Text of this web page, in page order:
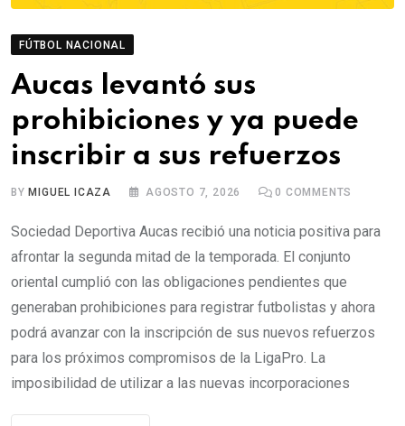
FÚTBOL NACIONAL
Aucas levantó sus
prohibiciones y ya puede
inscribir a sus refuerzos
BY MIGUEL ICAZA AGOSTO 7, 2026 0 COMMENTS
Sociedad Deportiva Aucas recibió una noticia positiva para
afrontar la segunda mitad de la temporada. El conjunto
oriental cumplió con las obligaciones pendientes que
generaban prohibiciones para registrar futbolistas y ahora
podrá avanzar con la inscripción de sus nuevos refuerzos
para los próximos compromisos de la LigaPro. La
imposibilidad de utilizar a las nuevas incorporaciones